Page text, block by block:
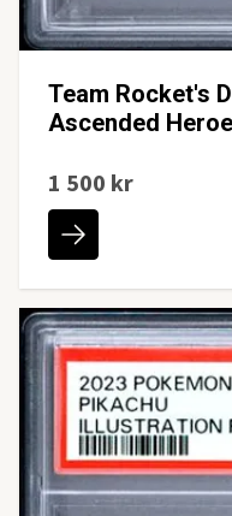
Team Rocket's
Ascended
1 500 kr